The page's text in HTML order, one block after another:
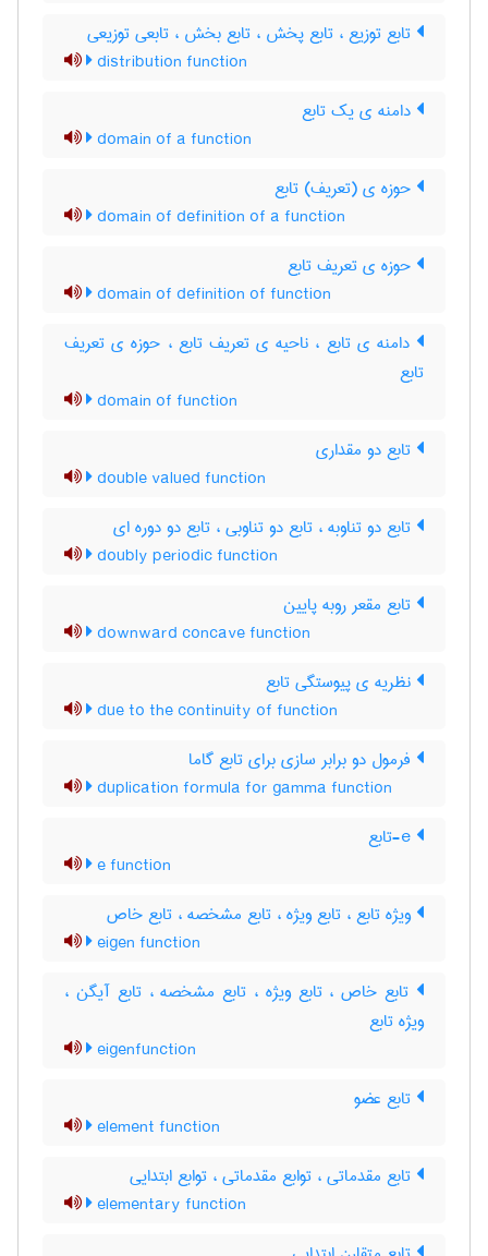
تابع توزیع ، تابع پخش ، تابع بخش ، تابعی توزیعی
distribution function
دامنه ی یک تابع
domain of a function
حوزه ی (تعریف) تابع
domain of definition of a function
حوزه ی تعریف تابع
domain of definition of function
دامنه ی تابع ، ناحیه ی تعریف تابع ، حوزه ی تعریف
تابع
domain of function
تابع دو مقداری
double valued function
تابع دو تناوبه ، تابع دو تناوبی ، تابع دو دوره ای
doubly periodic function
تابع مقعر روبه پایین
downward concave function
نظریه ی پیوستگی تابع
due to the continuity of function
فرمول دو برابر سازی برای تابع گاما
duplication formula for gamma function
e function
ویژه تابع ، تابع ویژه ، تابع مشخصه ، تابع خاص
eigen function
تابع خاص ، تابع ویژه ، تابع مشخصه ، تابع آیگن ،
ویژه تابع
eigenfunction
تابع عضو
element function
تابع مقدماتی ، توابع مقدماتی ، توابع ابتدایی
elementary function